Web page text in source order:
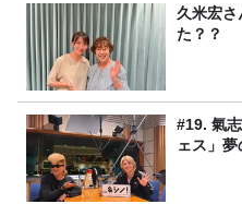
久米宏さ
た？？
#19. 氣
ェス」夢